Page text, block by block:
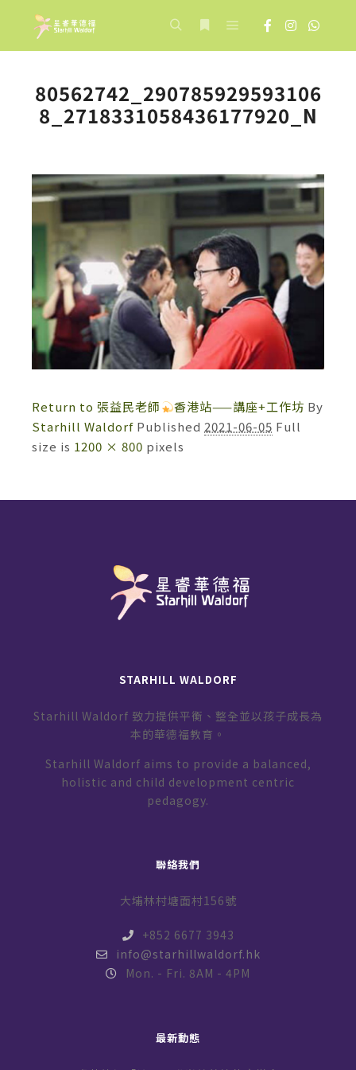
80562742_290785929593106
8_2718331058436177920_N
Return to 張益民老師 香港站——講座+工作坊 By
Starhill Waldorf Published 2021-06-05 Full
size is 1200 × 800 pixels
STARHILL WALDORF
Starhill Waldorf 致力提供平衡、整全並以孩子成長為
本的華德福教育。
Starhill Waldorf aims to provide a balanced,
holistic and child development centric
pedagogy.
聯絡我們
大埔林村塘面村156號
+852 6677 3943
info@starhillwaldorf.hk
Mon. - Fri. 8AM - 4PM
最新動態